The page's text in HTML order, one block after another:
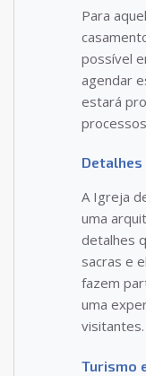
Para
possível
agendar
estará
A Igreja
uma
detalhes
sacras e
fazem
uma
visitantes.
Turismo